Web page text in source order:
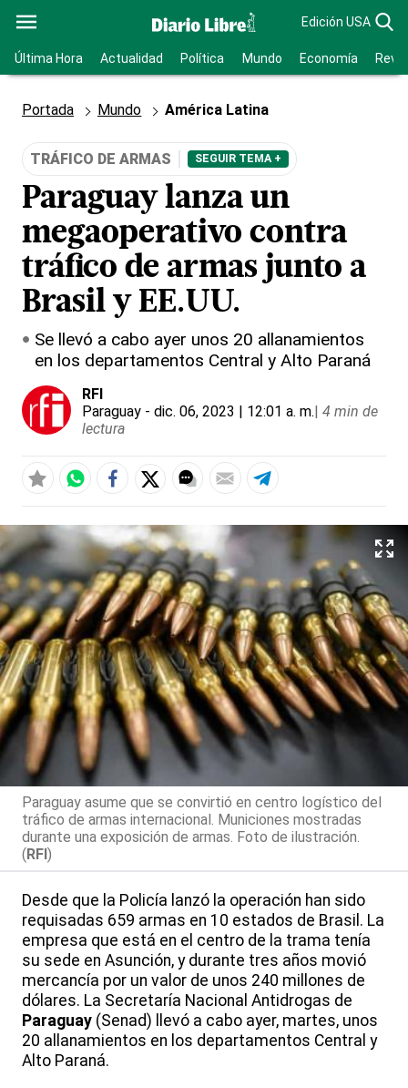
Edición USA
Última Hora Actualidad Política Mundo Economía
Portada Mundo América Latina
TRÁFICO DE ARMAS SEGUIR TEMA +
Paraguay lanza un
megaoperativo contra
tráfico de armas junto a
Brasil y EE.UU.
Se llevó a cabo ayer unos 20 allanamientos
en los departamentos Central y Alto Paraná
RFI
Paraguay - dic. 06, 2023 | 12:01 a. m.| 4 min de
lectura
Paraguay asume que se convirtió en centro logístico del
tráfico de armas internacional. Municiones mostradas
durante una exposición de armas. Foto de ilustración.
(RFI)
Desde que la Policía lanzó la operación han sido
requisadas 659 armas en 10 estados de Brasil. La
empresa que está en el centro de la trama tenía
su sede en Asunción, y durante tres años movió
mercancía por un valor de unos 240 millones de
dólares. La Secretaría Nacional Antidrogas de
Paraguay (Senad) llevó a cabo ayer, martes, unos
20 allanamientos en los departamentos Central y
Alto Paraná.